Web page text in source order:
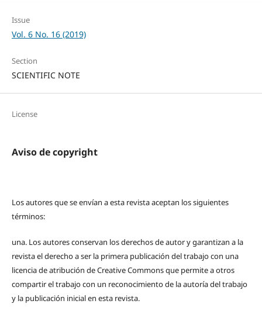
Issue
Vol. 6 No. 16 (2019)
Section
SCIENTIFIC NOTE
License
Aviso de copyright
Los autores que se envían a esta revista aceptan los siguientes
términos:
una. Los autores conservan los derechos de autor y garantizan a la
revista el derecho a ser la primera publicación del trabajo con una
licencia de atribución de Creative Commons que permite a otros
compartir el trabajo con un reconocimiento de la autoría del trabajo
y la publicación inicial en esta revista.